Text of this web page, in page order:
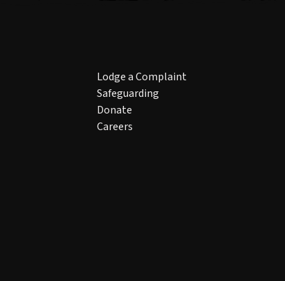
Lodge a Complaint
Safeguarding
Donate
Careers